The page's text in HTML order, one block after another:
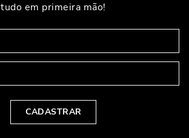
tudo em primeira mão!
CADASTRAR